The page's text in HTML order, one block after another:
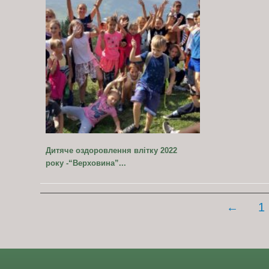
Дитяче оздоровлення влітку 2022
року -“Верховина”...
← 1